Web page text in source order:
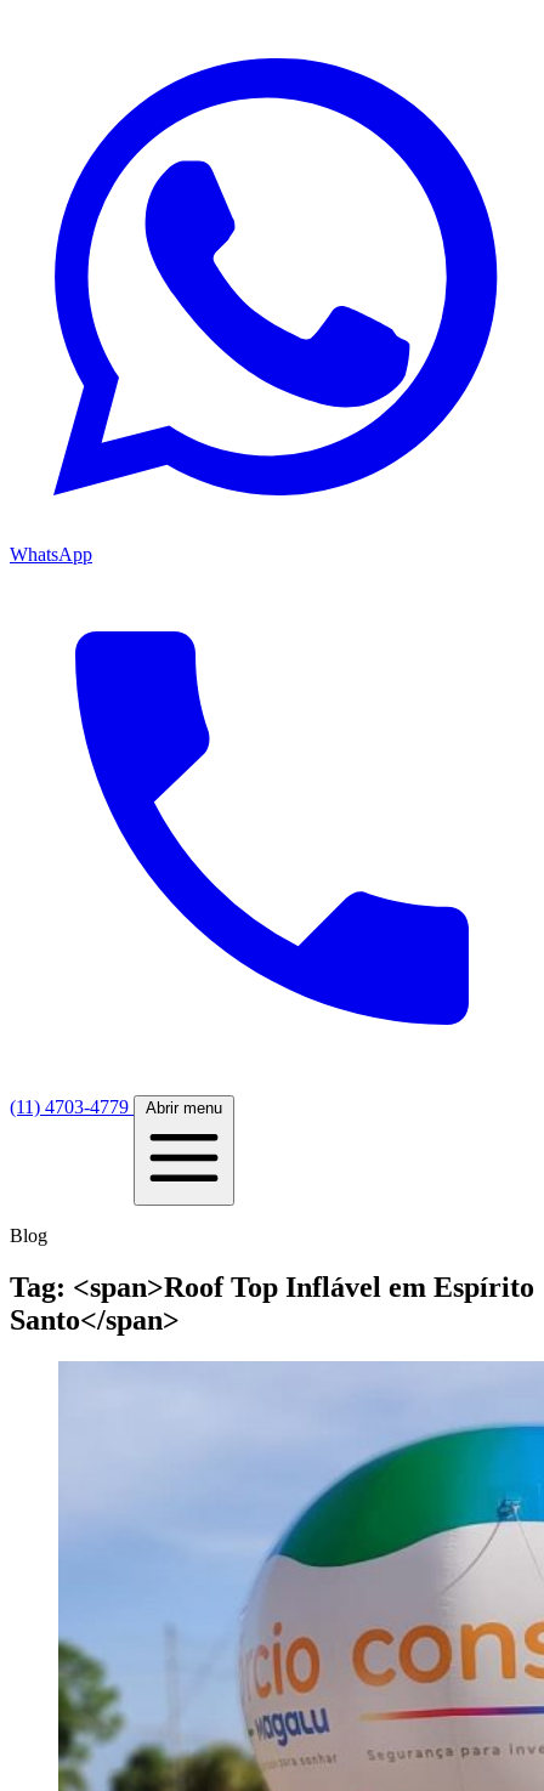
WhatsApp
(11) 4703-4779 Abrir menu
Blog
Tag: <span>Roof Top Inflável em Espírito
Santo</span>